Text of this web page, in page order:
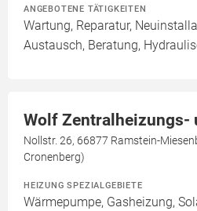
ANGEBOTENE TÄTIGKEITEN
Wartung, Reparatur,
Austausch, Beratung,
Wolf Zentralheizungs-
Nollstr. 26, 66877 Ramstein-
Cronenberg)
HEIZUNG SPEZIALGEBIETE
Wärmepumpe, Gasheizung,